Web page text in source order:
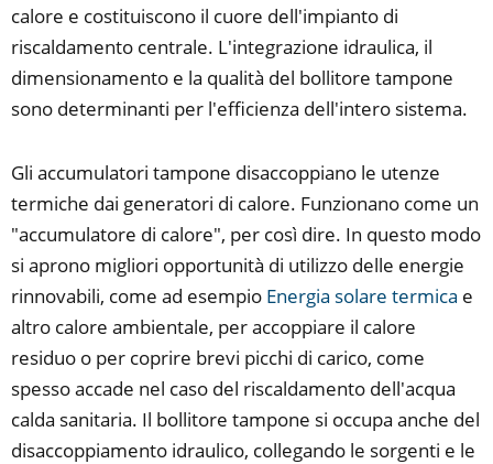
calore e costituiscono il cuore dell'impianto di
riscaldamento centrale. L'integrazione idraulica, il
dimensionamento e la qualità del bollitore tampone
sono determinanti per l'efficienza dell'intero sistema.
Gli accumulatori tampone disaccoppiano le utenze
termiche dai generatori di calore. Funzionano come un
"accumulatore di calore", per così dire. In questo modo
si aprono migliori opportunità di utilizzo delle energie
rinnovabili, come ad esempio Energia solare termica e
altro calore ambientale, per accoppiare il calore
residuo o per coprire brevi picchi di carico, come
spesso accade nel caso del riscaldamento dell'acqua
calda sanitaria. Il bollitore tampone si occupa anche del
disaccoppiamento idraulico, collegando le sorgenti e le